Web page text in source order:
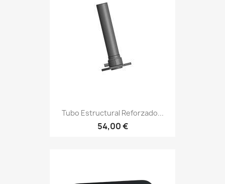
Tubo Estructural Reforzado...
54,00 €